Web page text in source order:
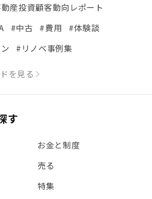
産投資顧客動向レポート
#中古 #費用
#体験談
#リノベ事例集
#まちの住みやすさ発見！
#ETF #固定資産税
#贈与税 #災害に備える
#リノシーチャンネル
を見る
す
お金と制度
売る
特集